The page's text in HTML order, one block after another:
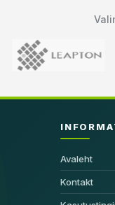
Avaleht
Kontakt